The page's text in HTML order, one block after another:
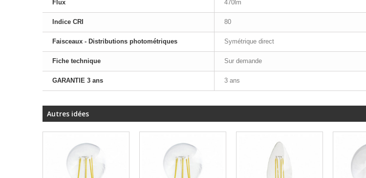
Flux 470lm
Indice CRI 80
Faisceaux - Distributions photométriques Symétrique direct
Fiche technique Sur demande
GARANTIE 3 ans 3 ans
Autres idées